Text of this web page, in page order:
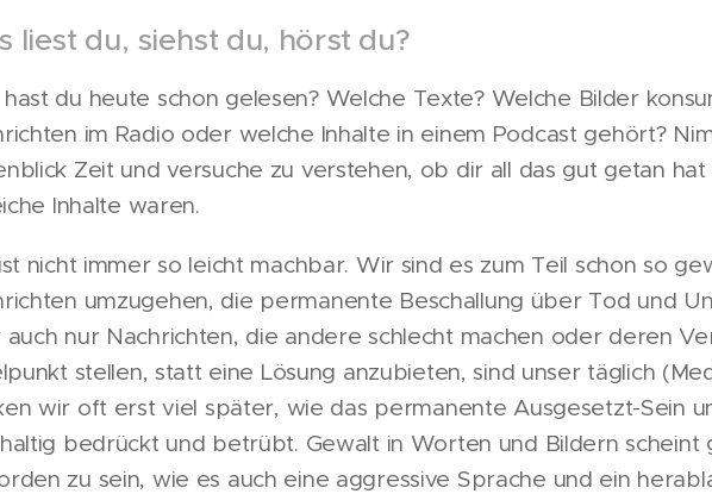
liest du, siehst du, hörst du?
du heute schon gelesen? Welche Texte? Welche Bilder
im Radio oder welche Inhalte in einem Podcast gehört?
Zeit und versuche zu verstehen, ob dir all das gut getan
Inhalte waren.
nicht immer so leicht machbar. Wir sind es zum Teil schon so
umzugehen, die permanente Beschallung über Tod und
auch nur Nachrichten, die andere schlecht machen oder deren
stellen, statt eine Lösung anzubieten, sind unser täglich
wir oft erst viel später, wie das permanente Ausgesetzt-Sein
bedrückt und betrübt. Gewalt in Worten und Bildern scheint
zu sein, wie es auch eine aggressive Sprache und ein